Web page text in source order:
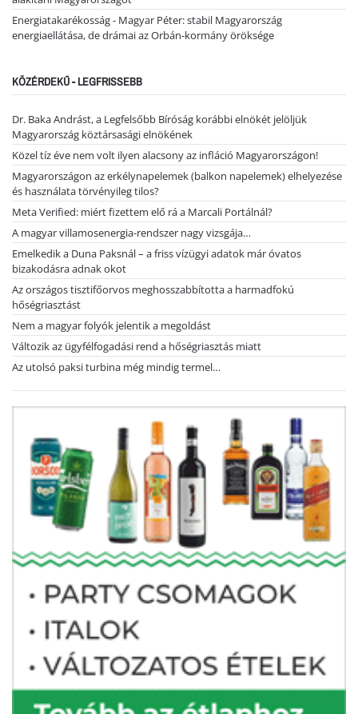
Energiatakarékosság - Magyar Péter: stabil Magyarország
energiaellátása, de drámai az Orbán-kormány öröksége
KÖZÉRDEKŰ - LEGFRISSEBB
Dr. Baka Andrást, a Legfelsőbb Bíróság korábbi elnökét jelöljük
Magyarország köztársasági elnökének
Közel tíz éve nem volt ilyen alacsony az infláció Magyarországon!
Magyarországon az erkélynapelemek (balkon napelemek) elhelyezése
és használata törvényileg tilos?
Meta Verified: miért fizettem elő rá a Marcali Portálnál?
A magyar villamosenergia-rendszer nagy vizsgája…
Emelkedik a Duna Paksnál – a friss vízügyi adatok már óvatos
bizakodásra adnak okot
Az országos tisztifőorvos meghosszabbította a harmadfokú
hőségriasztást
Nem a magyar folyók jelentik a megoldást
Változik az ügyfélfogadási rend a hőségriasztás miatt
Az utolsó paksi turbina még mindig termel…